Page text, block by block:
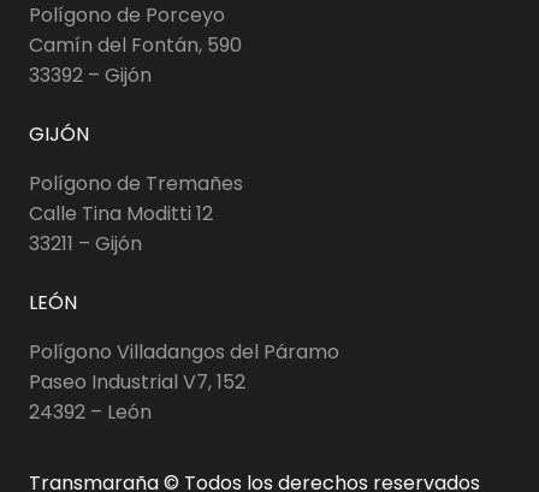
Polígono de Porceyo
Camín del Fontán, 590
33392 – Gijón
GIJÓN
Polígono de Tremañes
Calle Tina Moditti 12
33211 – Gijón
LEÓN
Polígono Villadangos del Páramo
Paseo Industrial V7, 152
24392 – León
Transmaraña © Todos los derechos reservados